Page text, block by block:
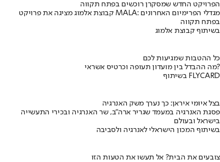
הפרויקט החדש שמסקרן רוכשים בפתח תקווה
קבוצת אלמוג מציגה את פרויקט MALA: מגדלי הפרימיום האחרונים
בפתח תקווה
בשיתוף קבוצת אלמוג
כל ההטבות שמגיעות לכם
מה ההבדל בין מועדון תעופה וכרטיס אשראי?
בשיתוף FLYCARD
בצל איומי איראן: כך נערך משק האנרגיה
פסגת האנרגיה במעמד שגריר ארה"ב, שר האנרגיה ובכירי התעשייה
בישראל ובעולם
בשיתוף המכון הישראלי לאנרגיה ולסביבה
צובעים את הבית? אל תעשו את הטעות הזו